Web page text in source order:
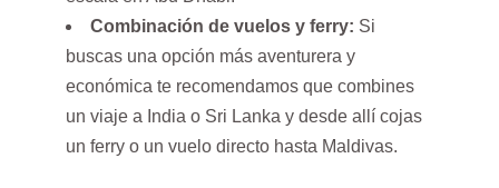
Combinación de vuelos y ferry: Si
buscas una opción más aventurera y
económica te recomendamos que combines
un viaje a India o Sri Lanka y desde allí cojas
un ferry o un vuelo directo hasta Maldivas.